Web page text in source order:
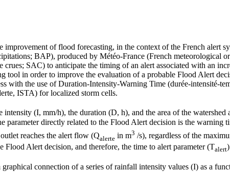
of flood forecasting, in the context of the French alert
BAP), produced by Météo-France (French meteorological
crues; SAC) to anticipate the timing of an alert associated with an
tool in order to improve the evaluation of a probable Flood Alert
with the use of Duration-Intensity-Warning Time (durée-intensité-
ISTA) for localized storm cells.
intensity (I, mm/h), the duration (D, h), and the area of the
parameter directly related to the Flood Alert decision is the warning
reaches the alert flow (Qalerte in m3 /s), regardless of the
Flood Alert decision, and therefore, the time to alert parameter (Talert
connection of a series of rainfall intensity values (I) as a